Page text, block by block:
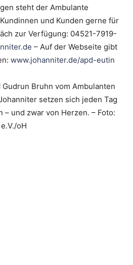
steht der Ambulante
und Kunden gerne für
zur Verfügung: 04521-7919-
– Auf der Webseite gibt
www.johanniter.de/apd-eutin
Bruhn vom Ambulanten
setzen sich jeden Tag
und zwar von Herzen. – Foto:
oH